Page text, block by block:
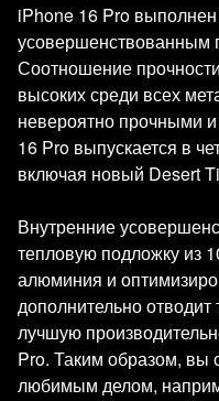
iPhone 16 Pro выполнен
усовершенствованным
Соотношение
высоких среди всех
невероятно прочными
16 Pro выпускается в
включая новый Desert
Внутренние
тепловую подложку из
алюминия и
дополнительно
лучшую
Pro. Таким образом, вы
любимым делом,